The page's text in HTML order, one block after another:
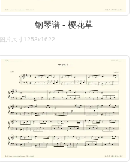
钢琴谱 - 樱花草
图片尺寸1253x1622